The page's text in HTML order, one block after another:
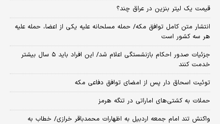
قیمت یک لیتر بنزین در عراق چند؟
انتشار متن کامل توافق مکه/ حمله مسلحانه علیه یکی از اعضا، حمله علیه
هر سه کشور است
جزئیات صدور احکام بازنشستگی اعلام شد/ این افراد باید ۵ سال بیشتر
خدمت کنند
توئیت اسحاق دار پس از امضای توافق دفاعی مکه
حملات به کشتی‌های اماراتی در تنگه هرمز
واکنش تند امام جمعه اردبیل به اظهارات محمدباقر خرازی/ خطاب به